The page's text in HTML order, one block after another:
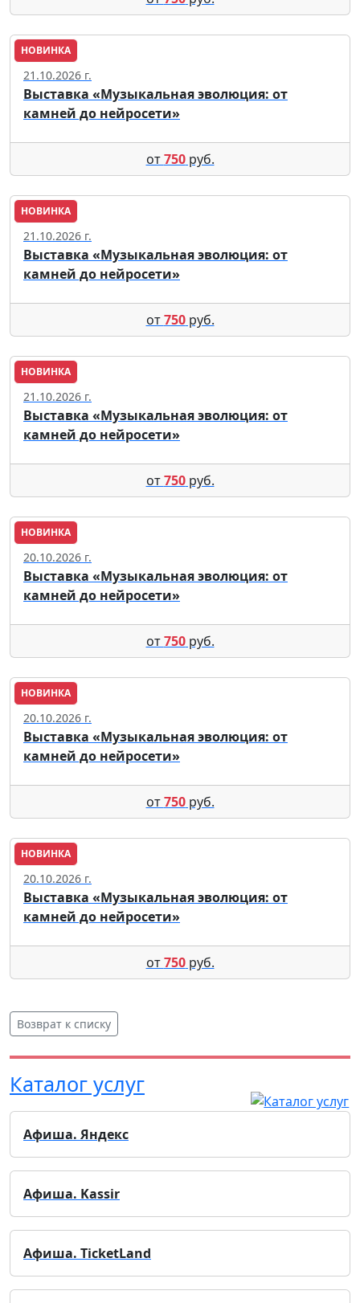
НОВИНКА
Москва
21.10.2026 г.
Выставка «Музыкальная эволюция: от
камней до нейросети»
от750руб.
НОВИНКА
Москва
21.10.2026 г.
Выставка «Музыкальная эволюция: от
камней до нейросети»
от750руб.
НОВИНКА
Москва
21.10.2026 г.
Выставка «Музыкальная эволюция: от
камней до нейросети»
от750руб.
НОВИНКА
Москва
20.10.2026 г.
Выставка «Музыкальная эволюция: от
камней до нейросети»
от750руб.
НОВИНКА
Москва
20.10.2026 г.
Выставка «Музыкальная эволюция: от
камней до нейросети»
от750руб.
НОВИНКА
Москва
20.10.2026 г.
Выставка «Музыкальная эволюция: от
камней до нейросети»
от750руб.
Возврат к списку
Каталог услуг
Афиша. Яндекс
Афиша. Kassir
Афиша. TicketLand